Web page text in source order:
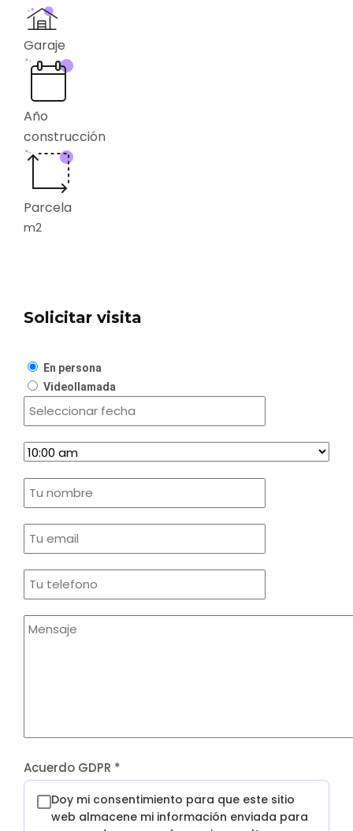
Garaje
Año
construcción
Parcela
m2
Solicitar visita
En persona
Videollamada
Acuerdo GDPR *
Doy mi consentimiento para que este sitio
web almacene mi información enviada para